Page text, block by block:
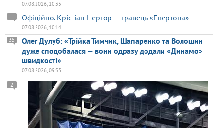
07.08.2026, 10:35
Офіційно. Крістіан Нергор — гравець «Евертона»
07.08.2026, 10:14
Олег Дулуб: «Трійка Тимчик, Шапаренко та Волошин
дуже сподобалася — вони одразу додали «Динамо»
швидкості»
35
07.08.2026, 09:53
2